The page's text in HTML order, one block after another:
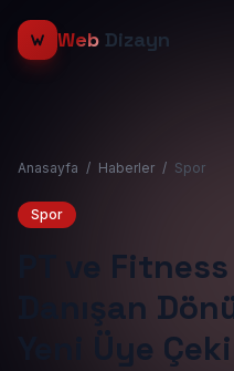
Web Dizayn
Anasayfa / Haberler / Spor
Spor
PT ve
Danışan
Yeni Üye